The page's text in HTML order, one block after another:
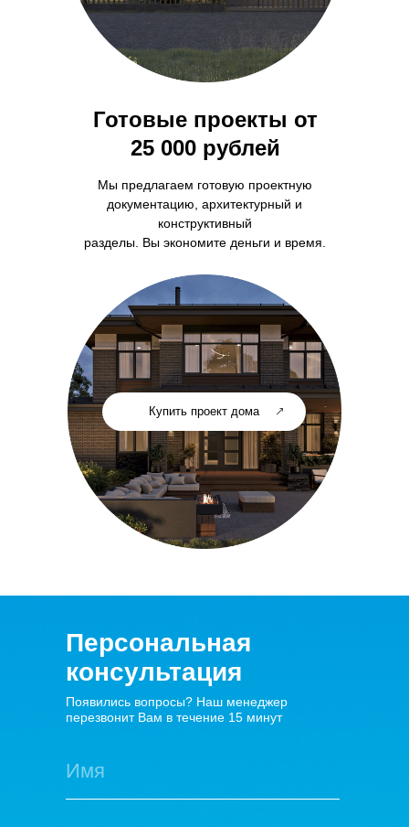
Купить проект дома
Готовые проекты от
25 000 рублей
Мы предлагаем готовую проектную
документацию, архитектурный и
конструктивный
разделы. Вы экономите деньги и время.
Персональная
консультация
Появились вопросы? Наш менеджер
перезвонит Вам в течение 15 минут